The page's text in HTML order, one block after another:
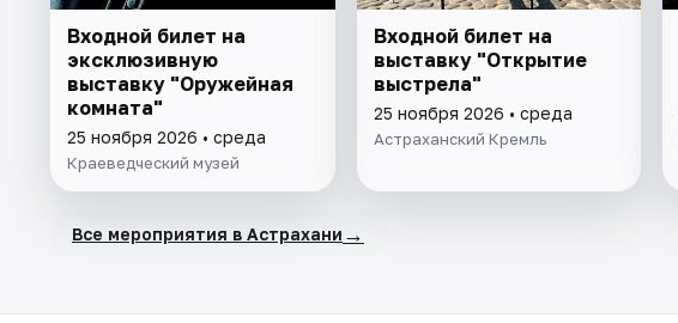
Входной билет на
эксклюзивную
выставку "Оружейная
комната"
25 ноября 2026 • среда
Краеведческий музей
Входной билет на
выставку "Открытие
выстрела"
25 ноября 2026 • среда
Астраханский Кремль
Все мероприятия в Астрахани →